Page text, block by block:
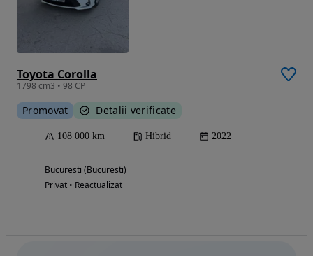
Toyota Corolla
1798 cm3 • 98 CP
Promovat Detalii verificate
108 000 km Hibrid 2022
Bucuresti (Bucuresti)
Privat • Reactualizat